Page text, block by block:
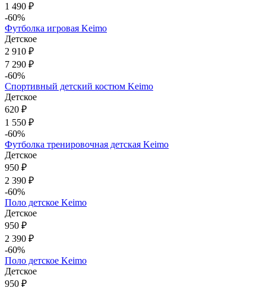
1 490 ₽
-60%
Футболка игровая Keimo
Детское
2 910 ₽
7 290 ₽
-60%
Спортивный детский костюм Keimo
Детское
620 ₽
1 550 ₽
-60%
Футболка тренировочная детская Keimo
Детское
950 ₽
2 390 ₽
-60%
Поло детское Keimo
Детское
950 ₽
2 390 ₽
-60%
Поло детское Keimo
Детское
950 ₽